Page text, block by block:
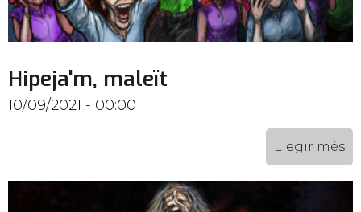
Hipeja'm, maleït
10/09/2021 - 00:00
Llegir més